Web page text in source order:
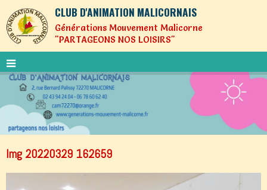
CLUB D'ANIMATION MALICORNAIS
Générations Mouvement Malicorne
"PARTAGEONS NOS LOISIRS"
Img 20220329 162659